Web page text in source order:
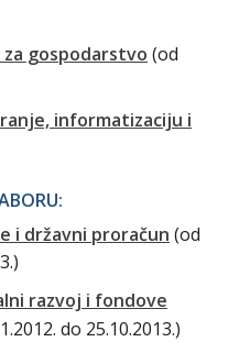
za gospodarstvo (od
informatizaciju i
i državni proračun (od
razvoj i fondove
do 25.10.2013.)